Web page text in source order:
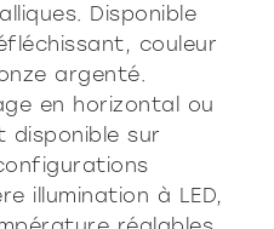
Disponible
couleur
argenté.
en horizontal ou
disponible sur
illumination à LED,